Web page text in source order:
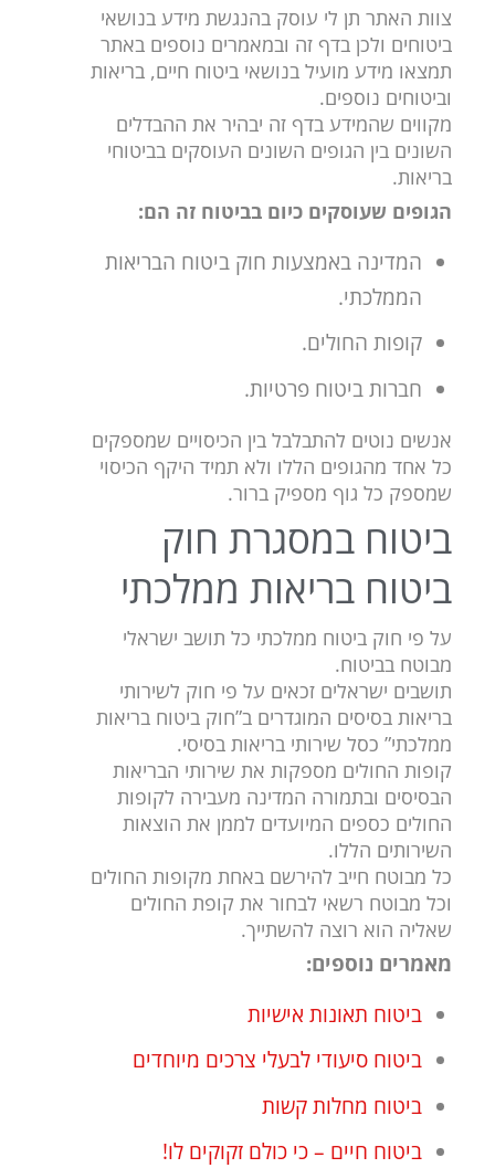
צוות האתר תן לי עוסק בהנגשת מידע בנושאי
ביטוחים ולכן בדף זה ובמאמרים נוספים באתר
תמצאו מידע מועיל בנושאי ביטוח חיים, בריאות
וביטוחים נוספים.
מקווים שהמידע בדף זה יבהיר את ההבדלים
השונים בין הגופים השונים העוסקים בביטוחי
בריאות.
הגופים שעוסקים כיום בביטוח זה הם:
המדינה באמצעות חוק ביטוח הבריאות
הממלכתי.
קופות החולים.
חברות ביטוח פרטיות.
אנשים נוטים להתבלבל בין הכיסויים שמספקים
כל אחד מהגופים הללו ולא תמיד היקף הכיסוי
שמספק כל גוף מספיק ברור.
ביטוח במסגרת חוק
ביטוח בריאות ממלכתי
על פי חוק ביטוח ממלכתי כל תושב ישראלי
מבוטח בביטוח.
תושבים ישראלים זכאים על פי חוק לשירותי
בריאות בסיסים המוגדרים ב”חוק ביטוח בריאות
ממלכתי” כסל שירותי בריאות בסיסי.
קופות החולים מספקות את שירותי הבריאות
הבסיסים ובתמורה המדינה מעבירה לקופות
החולים כספים המיועדים לממן את הוצאות
השירותים הללו.
כל מבוטח חייב להירשם באחת מקופות החולים
וכל מבוטח רשאי לבחור את קופת החולים
שאליה הוא רוצה להשתייך.
מאמרים נוספים:
ביטוח תאונות אישיות
ביטוח סיעודי לבעלי צרכים מיוחדים
ביטוח מחלות קשות
ביטוח חיים – כי כולם זקוקים לו!